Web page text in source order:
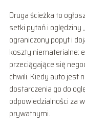
Druga ścieżka to
setki pytań i oględziny
ograniczony popyt i
koszty niematerialne:
przeciągające się
chwili. Kiedy auto jest
dostarczenia go do
odpowiedzialności za
prywatnymi.